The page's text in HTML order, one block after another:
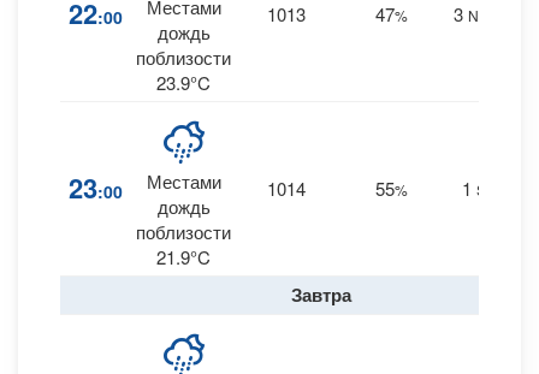
22:00
Местами
дождь
поблизости
23.9°C
1013 47% 3 NNW
23:00
Местами
дождь
поблизости
21.9°C
1014 55% 1 SE
Завтра